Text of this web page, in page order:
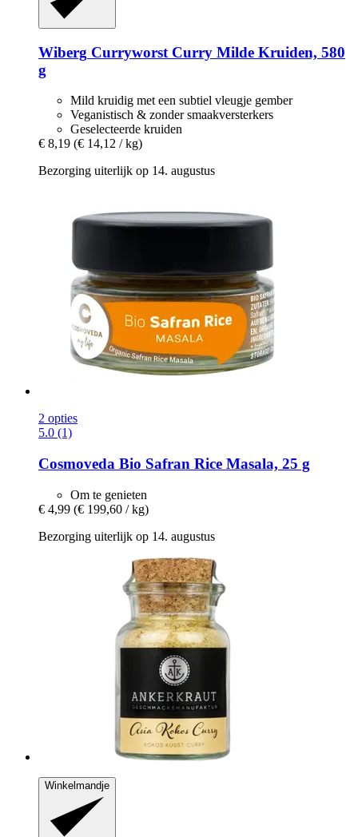
Wiberg Curryworst Curry Milde Kruiden, 580
g
Mild kruidig met een subtiel vleugje gember
Veganistisch & zonder smaakversterkers
Geselecteerde kruiden
€ 8,19 (€ 14,12 / kg)
Bezorging uiterlijk op 14. augustus
2 opties
5.0 (1)
Cosmoveda Bio Safran Rice Masala, 25 g
Om te genieten
€ 4,99 (€ 199,60 / kg)
Bezorging uiterlijk op 14. augustus
Winkelmandje